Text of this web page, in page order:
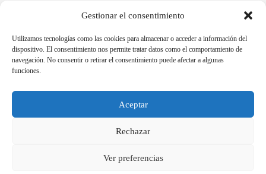
Gestionar el consentimiento
Utilizamos tecnologías como las cookies para almacenar o acceder a información del
dispositivo. El consentimiento nos permite tratar datos como el comportamiento de
navegación. No consentir o retirar el consentimiento puede afectar a algunas
funciones.
Aceptar
Rechazar
Ver preferencias
Marcas relacionadas
Idioma